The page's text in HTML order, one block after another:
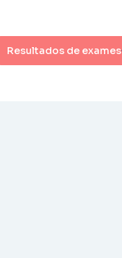
Resultados de exames